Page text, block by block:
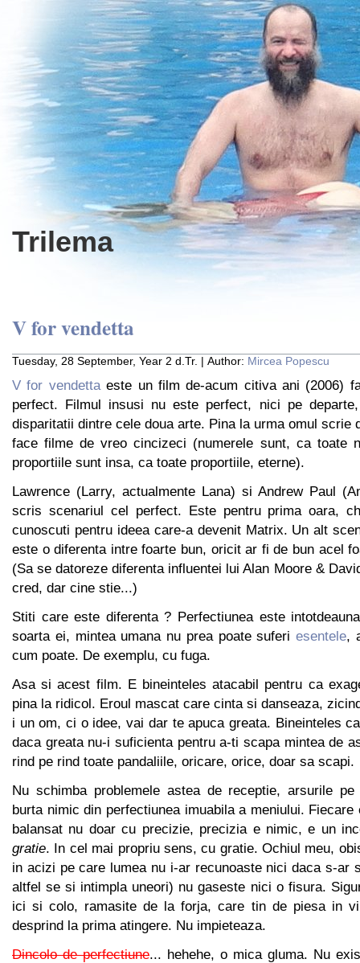
Trilema
V for vendetta
Tuesday, 28 September, Year 2 d.Tr. | Author: Mircea Popescu
V for vendettaeste un film de-acum citiva ani (2006)
perfect. Filmul insusi nu este perfect, nici pe
disparitatii dintre cele doua arte. Pina la urma omul scrie
face filme de vreo cincizeci (numerele sunt, ca toate
proportiile sunt insa, ca toate proportiile, eterne).
Lawrence (Larry, actualmente Lana) si Andrew Paul
scris scenariul cel perfect. Este pentru prima oara,
cunoscuti pentru ideea care-a devenit Matrix. Un alt
este o diferenta intre foarte bun, oricit ar fi de bun acel
(Sa se datoreze diferenta influentei lui Alan Moore &
cred, dar cine stie...)
Stiti care este diferenta ? Perfectiunea este
soarta ei, mintea umana nu prea poate suferi esentele,
cum poate. De exemplu, cu fuga.
Asa si acest film. E bineinteles atacabil pentru ca
pina la ridicol. Eroul mascat care cinta si danseaza,
i un om, ci o idee, vai dar te apuca greata. Bineinteles
daca greata nu-i suficienta pentru a-ti scapa mintea de
rind pe rind toate pandaliile, oricare, orice, doar sa scapi.
Nu schimba problemele astea de receptie, arsurile
burta nimic din perfectiunea imuabila a meniului.
balansat nu doar cu precizie, precizia e nimic, e un
gratie. In cel mai propriu sens, cu gratie. Ochiul meu,
in acizi pe care lumea nu i-ar recunoaste nici daca s-ar
altfel se si intimpla uneori) nu gaseste nici o fisura.
ici si colo, ramasite de la forja, care tin de piesa in
desprind la prima atingere. Nu impieteaza.
Dincolo de perfectiune... hehehe, o mica gluma. Nu